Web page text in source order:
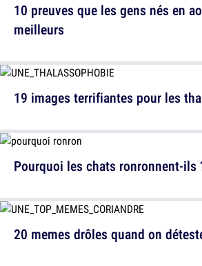
10 preuves que les gens nés en
meilleurs
Pourquoi les chats ronronnent-ils
19 images terrifiantes pour les
20 memes drôles quand on